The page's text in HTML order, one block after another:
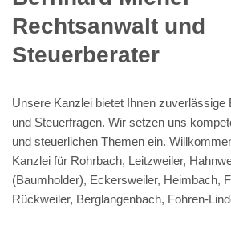
Rechtsanwalt und
Steuerberater
Unsere Kanzlei bietet Ihnen zuverlässige
und Steuerfragen. Wir setzen uns
und steuerlichen Themen ein.
Kanzlei für Rohrbach, Leitzweiler,
(Baumholder), Eckersweiler, Heimbach,
Rückweiler, Berglangenbach, Fohren-